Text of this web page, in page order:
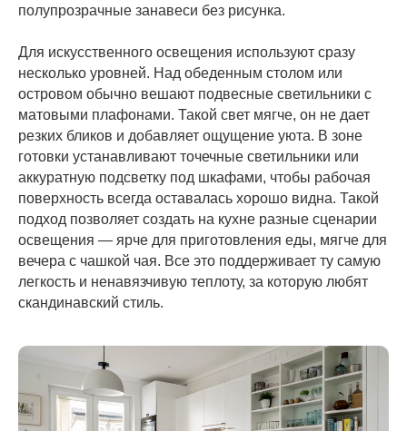
полупрозрачные занавеси без рисунка.
Для искусственного освещения используют сразу
несколько уровней. Над обеденным столом или
островом обычно вешают подвесные светильники с
матовыми плафонами. Такой свет мягче, он не дает
резких бликов и добавляет ощущение уюта. В зоне
готовки устанавливают точечные светильники или
аккуратную подсветку под шкафами, чтобы рабочая
поверхность всегда оставалась хорошо видна. Такой
подход позволяет создать на кухне разные сценарии
освещения — ярче для приготовления еды, мягче для
вечера с чашкой чая. Все это поддерживает ту самую
легкость и ненавязчивую теплоту, за которую любят
скандинавский стиль.